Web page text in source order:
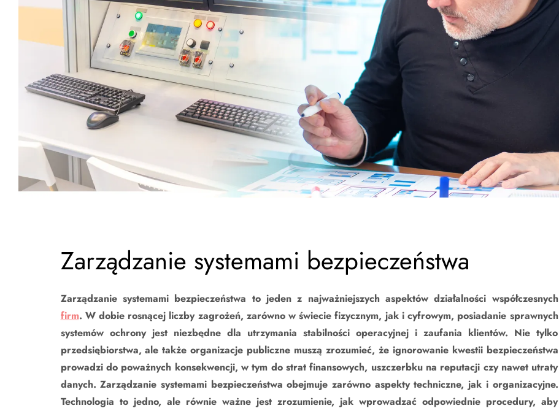
Zarządzanie systemami bezpieczeństwa
Zarządzanie systemami bezpieczeństwa to jeden z najważniejszych aspektów działalności współczesnych
firm. W dobie rosnącej liczby zagrożeń, zarówno w świecie fizycznym, jak i cyfrowym, posiadanie sprawnych
systemów ochrony jest niezbędne dla utrzymania stabilności operacyjnej i zaufania klientów. Nie tylko
przedsiębiorstwa, ale także organizacje publiczne muszą zrozumieć, że ignorowanie kwestii bezpieczeństwa
prowadzi do poważnych konsekwencji, w tym do strat finansowych, uszczerbku na reputacji czy nawet utraty
danych. Zarządzanie systemami bezpieczeństwa obejmuje zarówno aspekty techniczne, jak i organizacyjne.
Technologia to jedno, ale równie ważne jest zrozumienie, jak wprowadzać odpowiednie procedury, aby